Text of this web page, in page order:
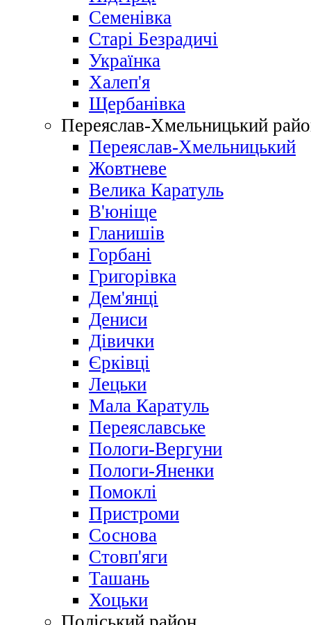
Семенівка
Старі Безрадичі
Українка
Халеп'я
Щербанівка
Переяслав-Хмельницький
Переяслав-Хмельницький
Жовтневе
Велика Каратуль
В'юніще
Гланишів
Горбані
Григорівка
Дем'янці
Дениси
Дівички
Єрківці
Лецьки
Мала Каратуль
Переяславське
Пологи-Вергуни
Пологи-Яненки
Помоклі
Пристроми
Соснова
Стовп'яги
Ташань
Хоцьки